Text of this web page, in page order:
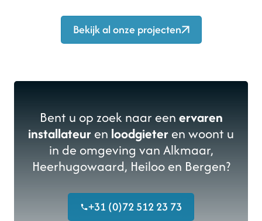
Bekijk al onze projecten
Bent u op zoek naar eenervaren
installateuren loodgieteren woont u
in de omgeving van Alkmaar,
Heerhugowaard, Heiloo en Bergen?
+31 (0)72 512 23 73